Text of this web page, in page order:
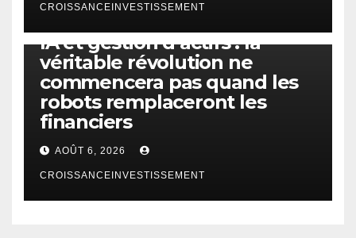
CROISSANCEINVESTISSEMENT
IA et gestion d’actifs : la
véritable révolution ne
commencera pas quand les
robots remplaceront les
financiers
AOÛT 6, 2026
CROISSANCEINVESTISSEMENT